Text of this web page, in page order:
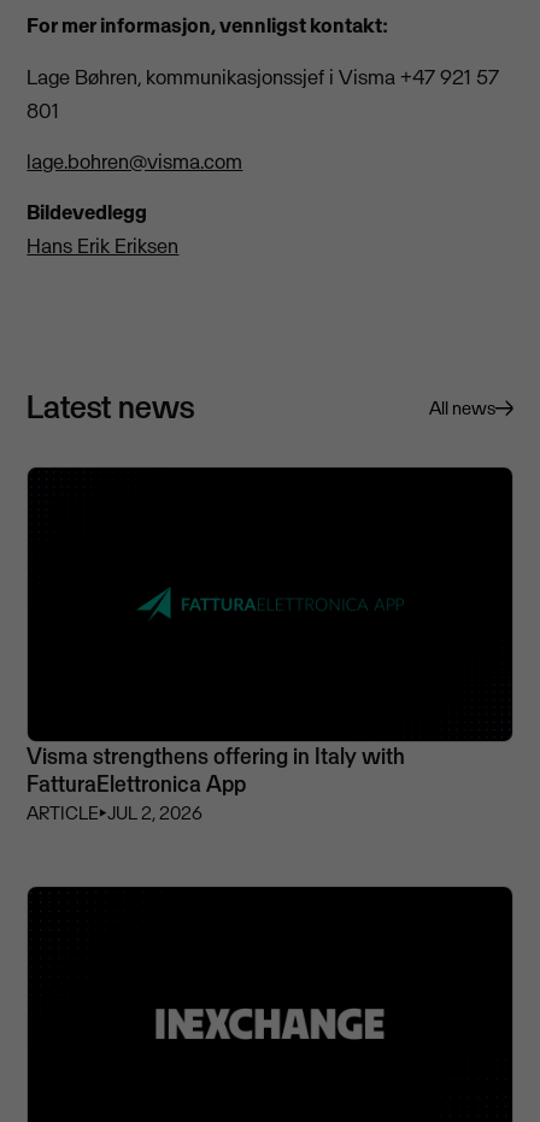
For mer informasjon, vennligst kontakt:
Lage Bøhren, kommunikasjonssjef i Visma +47 921 57
801
lage.bohren@visma.com
Bildevedlegg
Hans Erik Eriksen
Latest news All news
Visma strengthens offering in Italy with
FatturaElettronica App
ARTICLE⏵JUL 2, 2026